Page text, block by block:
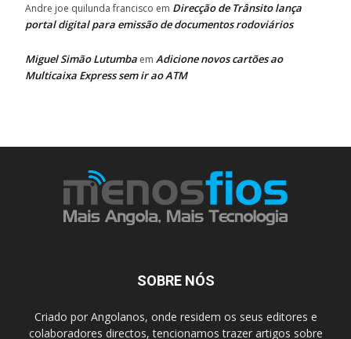
Andre joe quilunda francisco em Direcção de Trânsito lança
portal digital para emissão de documentos rodoviários
Miguel Simão Lutumba em Adicione novos cartões ao
Multicaixa Express sem ir ao ATM
SOBRE NÓS
Criado por Angolanos, onde residem os seus editores e
colaboradores directos, tencionamos trazer artigos sobre